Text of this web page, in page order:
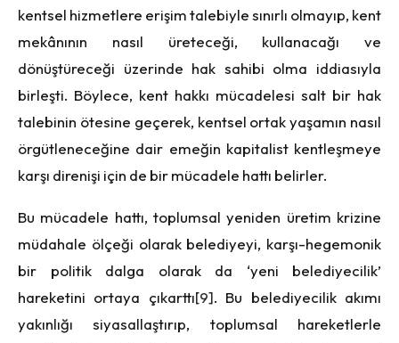
kentsel hizmetlere erişim talebiyle sınırlı olmayıp, kent
mekânının nasıl üreteceği, kullanacağı ve
dönüştüreceği üzerinde hak sahibi olma iddiasıyla
birleşti. Böylece, kent hakkı mücadelesi salt bir hak
talebinin ötesine geçerek, kentsel ortak yaşamın nasıl
örgütleneceğine dair emeğin kapitalist kentleşmeye
karşı direnişi için de bir mücadele hattı belirler.
Bu mücadele hattı, toplumsal yeniden üretim krizine
müdahale ölçeği olarak belediyeyi, karşı-hegemonik
bir politik dalga olarak da ‘yeni belediyecilik’
hareketini ortaya çıkarttı[9]. Bu belediyecilik akımı
yakınlığı siyasallaştırıp, toplumsal hareketlerle